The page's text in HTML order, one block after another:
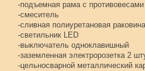
-подъемная рама с
-смеситель
-сливная полиуретановая раковина
-светильник LED
-выключатель одноклавишный
-заземленная электророзетка 2
-цельносварной металлический